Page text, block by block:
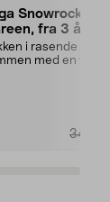
Snowrocket
fra 3 år
i rasende fart –
med en venn.
349,90